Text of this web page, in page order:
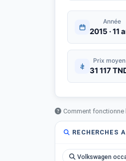
Année
2015 · 11
Prix moyen
31 117
Comment fonctionne
RECHERCHES
Volkswagen